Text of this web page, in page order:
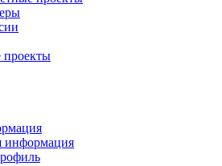
проекты
информация